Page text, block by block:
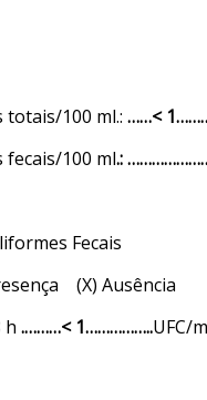
100 ml.: ……<
100 ml.:
Fecais
(X) Ausência
h .………< 1……………..UFC/